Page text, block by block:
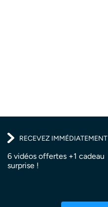
RECEVEZ IMMÉDIATEMENT
6 vidéos offertes +1 cadeau
surprise !